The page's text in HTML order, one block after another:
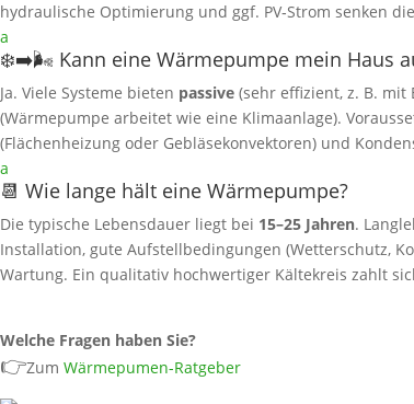
hydraulische Optimierung und ggf. PV‑Strom senken
a
❄️➡️🌬️ Kann eine Wärmepumpe mein Haus
Ja. Viele Systeme bieten passive (sehr effizient, z. B. mit
(Wärmepumpe arbeitet wie eine Klimaanlage).
(Flächenheizung oder Gebläsekonvektoren) und
a
📆 Wie lange hält eine Wärmepumpe?
Die typische Lebensdauer liegt bei 15–25 Jahren.
Installation, gute Aufstellbedingungen (Wetterschutz,
Wartung. Ein qualitativ hochwertiger Kältekreis zahlt
Welche Fragen haben Sie?
👉Zum Wärmepumen-Ratgeber